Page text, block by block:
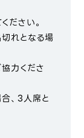
ださい。
れとなる場
力くださ
、3人席と